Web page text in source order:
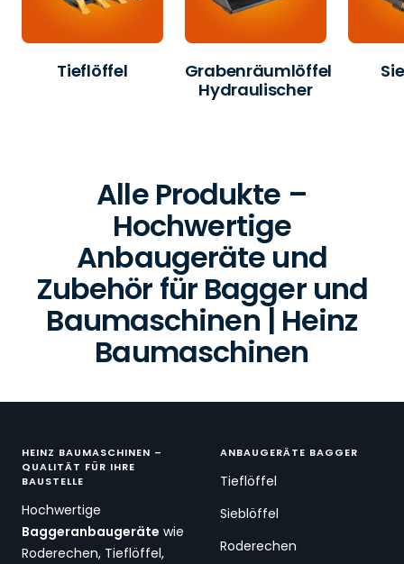
Tieflöffel
Grabenräumlöffel
Hydraulischer
Alle Produkte –
Hochwertige
Anbaugeräte und
Zubehör für Bagger und
Baumaschinen | Heinz
Baumaschinen
HEINZ BAUMASCHINEN –
QUALITÄT FÜR IHRE
BAUSTELLE
Hochwertige
Baggeranbaugeräte wie
Roderechen, Tieflöffel,
ANBAUGERÄTE BAGGER
Tieflöffel
Sieblöffel
Roderechen